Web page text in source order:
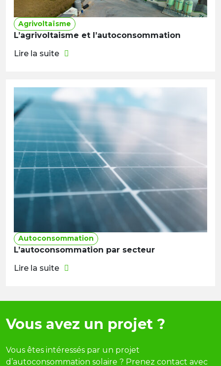
L’agrivoltaisme et l’autoconsommation
Agrivoltaïsme
Lire la suite
L’autoconsommation par secteur
Autoconsommation
Lire la suite
Vous avez un projet ?
Vous êtes intéressés par un projet
d’autoconsommation solaire ? Prenez contact avec